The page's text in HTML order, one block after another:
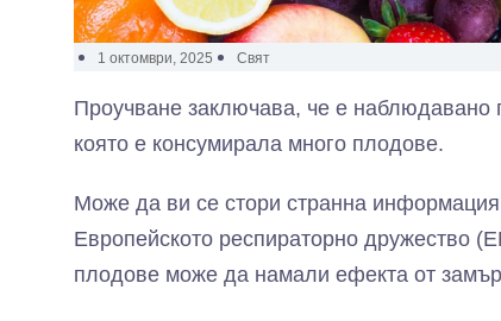
1 октомври, 2025 Свят
Проучване заключава, че е наблюдавано
която е консумирала много плодове.
Може да ви се стори странна
Европейското респираторно дружество
плодове може да намали ефекта от